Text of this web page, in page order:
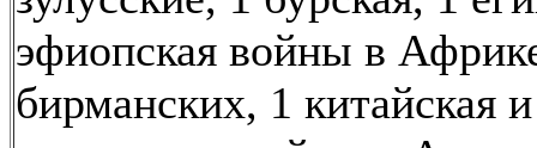
эфиопская войны в
бирманских, 1 китайская